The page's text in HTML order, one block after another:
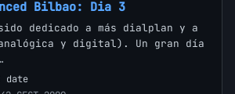
Bilbao: Dia 3
dedicado a más dialplan y a
y digital). Un gran día
date